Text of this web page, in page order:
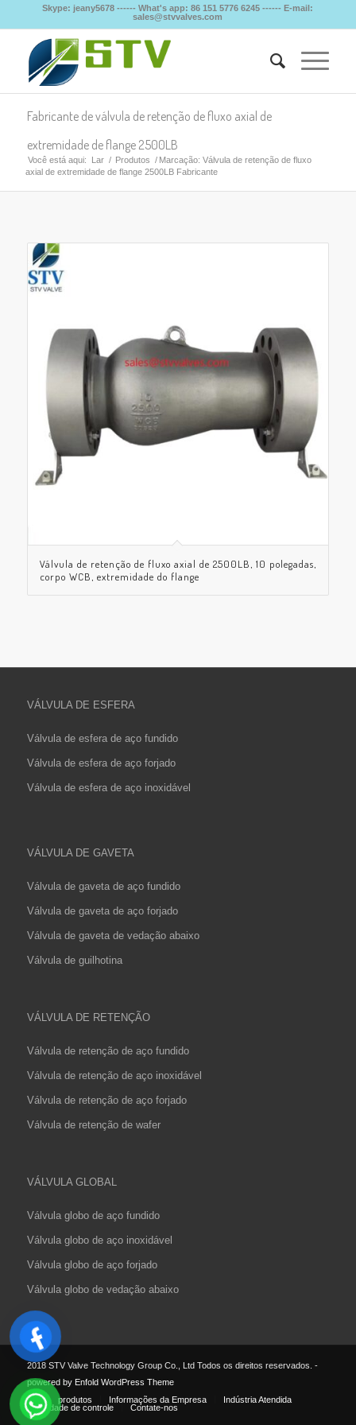
Skype: jeany5678 ------ What's app: 86 151 5776 6245 ------ E-mail:
sales@stvvalves.com
Fabricante de válvula de retenção de fluxo axial de
extremidade de flange 2500LB
Você está aqui: Lar / Produtos / Marcação: Válvula de retenção de fluxo
axial de extremidade de flange 2500LB Fabricante
Válvula de retenção de fluxo axial de 2500LB, 10 polegadas,
corpo WCB, extremidade do flange
VÁLVULA DE ESFERA
Válvula de esfera de aço fundido
Válvula de esfera de aço forjado
Válvula de esfera de aço inoxidável
VÁLVULA DE GAVETA
Válvula de gaveta de aço fundido
Válvula de gaveta de aço forjado
Válvula de gaveta de vedação abaixo
Válvula de guilhotina
VÁLVULA DE RETENÇÃO
Válvula de retenção de aço fundido
Válvula de retenção de aço inoxidável
Válvula de retenção de aço forjado
Válvula de retenção de wafer
VÁLVULA GLOBAL
Válvula globo de aço fundido
Válvula globo de aço inoxidável
Válvula globo de aço forjado
Válvula globo de vedação abaixo
2018 STV Valve Technology Group Co., Ltd Todos os direitos reservados. -
powered by Enfold WordPress Theme
Lar
produtos Informações da Empresa
Indústria Atendida
Qualidade de controle
Contate-nos